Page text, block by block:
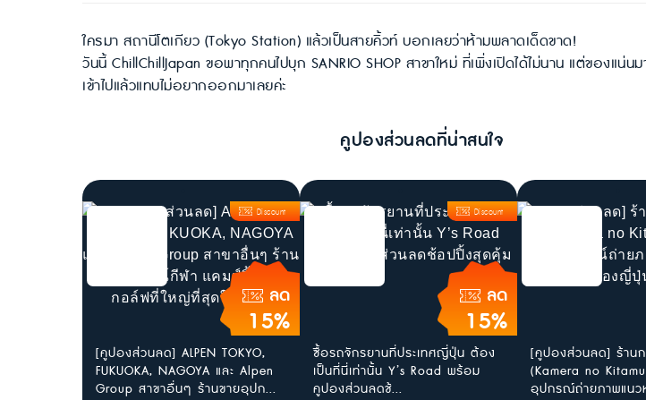
ใครมา สถานีโตเกียว (Tokyo Station) แล้วเป็นสายคิ้วท์ บอกเลยว่าห้ามพลาดเด็ดขาด!
วันนี้ ChillChillJapan ขอพาทุกคนไปบุก SANRIO SHOP สาขาใหม่ ที่เพิ่งเปิดได้ไม่นาน แต่ของแน่น
เข้าไปแล้วแทบไม่อยากออกมาเลยค่ะ
คูปองส่วนลดที่น่าสนใจ
ลด
15%
Discount
[คูปองส่วนลด] ALPEN TOKYO,
FUKUOKA, NAGOYA และ Alpen
Group สาขาอื่นๆ ร้านขายอุปก...
ลด
15%
Discount
ซื้อรถจักรยานที่ประเทศญี่ปุ่น ต้อง
เป็นที่นี่เท่านั้น Y’s Road พร้อม
คูปองส่วนลดช้...
[คูปองส่วนลด] ร้าน
(Kamera no
อุปกรณ์ถ่ายภาพแนว